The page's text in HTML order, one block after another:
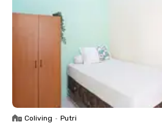
Coliving • Putri